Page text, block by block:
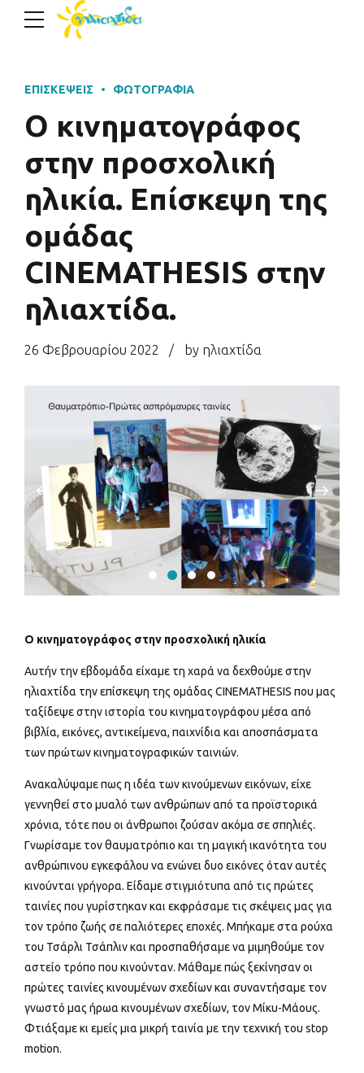
ΕΠΙΣΚΈΨΕΙΣ ΦΩΤΟΓΡΑΦΊΑ
Ο κινηματογράφος
στην προσχολική
ηλικία. Επίσκεψη της
ομάδας
CINEMATHESIS στην
ηλιαχτίδα.
26 Φεβρουαρίου 2022 by ηλιαχτίδα
Ο κινηματογράφος στην προσχολική ηλικία
Αυτήν την εβδομάδα είχαμε τη χαρά να δεχθούμε στην
ηλιαχτίδα την επίσκεψη της ομάδας CINEMATHESIS που μας
ταξίδεψε στην ιστορία του κινηματογράφου μέσα από
βιβλία, εικόνες, αντικείμενα, παιχνίδια και αποσπάσματα
των πρώτων κινηματογραφικών ταινιών.
Ανακαλύψαμε πως η ιδέα των κινούμενων εικόνων, είχε
γεννηθεί στο μυαλό των ανθρώπων από τα προϊστορικά
χρόνια, τότε που οι άνθρωποι ζούσαν ακόμα σε σπηλιές.
Γνωρίσαμε τον θαυματρόπιο και τη μαγική ικανότητα του
ανθρώπινου εγκεφάλου να ενώνει δυο εικόνες όταν αυτές
κινούνται γρήγορα. Είδαμε στιγμιότυπα από τις πρώτες
ταινίες που γυρίστηκαν και εκφράσαμε τις σκέψεις μας για
τον τρόπο ζωής σε παλιότερες εποχές. Μπήκαμε στα ρούχα
του Τσάρλι Τσάπλιν και προσπαθήσαμε να μιμηθούμε τον
αστείο τρόπο που κινούνταν. Μάθαμε πώς ξεκίνησαν οι
πρώτες ταινίες κινουμένων σχεδίων και συναντήσαμε τον
γνωστό μας ήρωα κινουμένων σχεδίων, τον Μίκυ-Μάους.
Φτιάξαμε κι εμείς μια μικρή ταινία με την τεχνική του stop
motion.